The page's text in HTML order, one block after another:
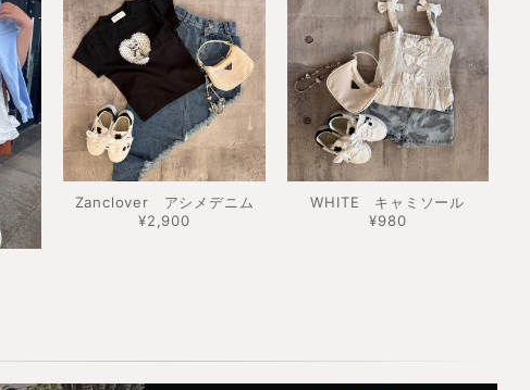
Zanclover アシメデニム
¥2,900
WHITE キャミソール
¥980